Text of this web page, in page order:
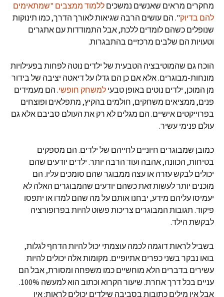
מחקרים מראים שאנשים נמשכים ללמוד ממצבים "שמתאימים
להם בדיוק". הם עושים הרבה שגיאות לאורך הדרך, כמו תינוקות
שנופלים כשהם לומדים ללכת, אבל התמודדות עם אתגרים
וטעויות הם שלבים מרכזיים בהתבגרות.
הוכח גם שהמוטיבציה הטבעית של ילדים נוטה לפחות בפעילויות
מונחות-מבוגרים. אלא אם כן הם גדלו על דיאטה יציבה של בידור
מן המוכן, ילדים נוטים באופן טבעי למשחק חופשי. הם מעמידים
פנים, ממציאים משחקים, חולמים בהקיץ, מתפלאים ופוצחים
בפרוייקטים אישיים. הם מגלים לא רק את העולם סביבם אלא גם
עולם פנימי עשיר.
כמובן שמבוגרים חיוניים לחייהם של ילדים. הם מספקים
בטיחות, הכוונה, אהבה ועוד הרבה יותר. ילדים יודעים שהם
יכולים לבקש עזרה או עצה ממבוגר שהם סומכים עליו. הם
מוכנים יותר לעשות זאת כשהם יודעים שהמבוגרים האלה לא
יעמיסו עליהם מידע, יבחנו אותם על מה שהם למדו או יתפסו
פיקוד. תגובות המבוגרים צריכות פשוט להיות בפרופורציה
לבקשת הילד.
בשביל לראות דוגמה לכמה עוצמתי יכול להיות הדחף לגלות,
בואו נבקר בשני כפרים אתיופיים. מקומות אלה יכולים להיות
עשירים בדברים הלא מוחשיים כמו משפחה ומסורת, אבל הם
עניים בכל דרך אחרת. שיעור הקרוא וכתוב הוא למעשה 100%.
אבל אין מילים כתובות בסביבה שילדים יכולים לראות: אין